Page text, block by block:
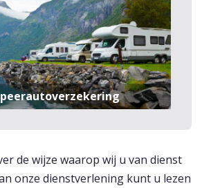
de wijze waarop wij u van dienst
onze dienstverlening kunt u lezen